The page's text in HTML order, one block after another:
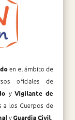
en el ámbito de
oficiales de
yVigilante de
a los Cuerpos de
yGuardia Civil.